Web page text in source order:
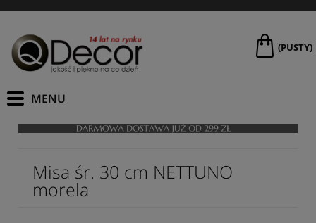
(PUSTY)
Misa śr. 30 cm NETTUNO
morela